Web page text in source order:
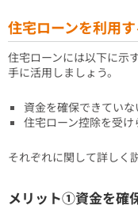
住宅ローンを利用
住宅ローンには以下に示
手に活用しましょう。
資金を確保できてい
住宅ローン控除を受け
それぞれに関して詳しく
メリット①資金を確